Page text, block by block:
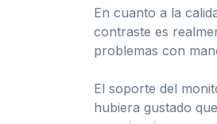
En cuanto a la
contraste es
problemas con
El soporte del
hubiera gustado